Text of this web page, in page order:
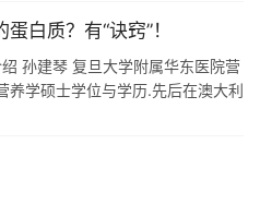
白质？有“诀窍”！
孙建琴 复旦大学附属华东医院营
养学硕士学位与学历.先后在澳大利